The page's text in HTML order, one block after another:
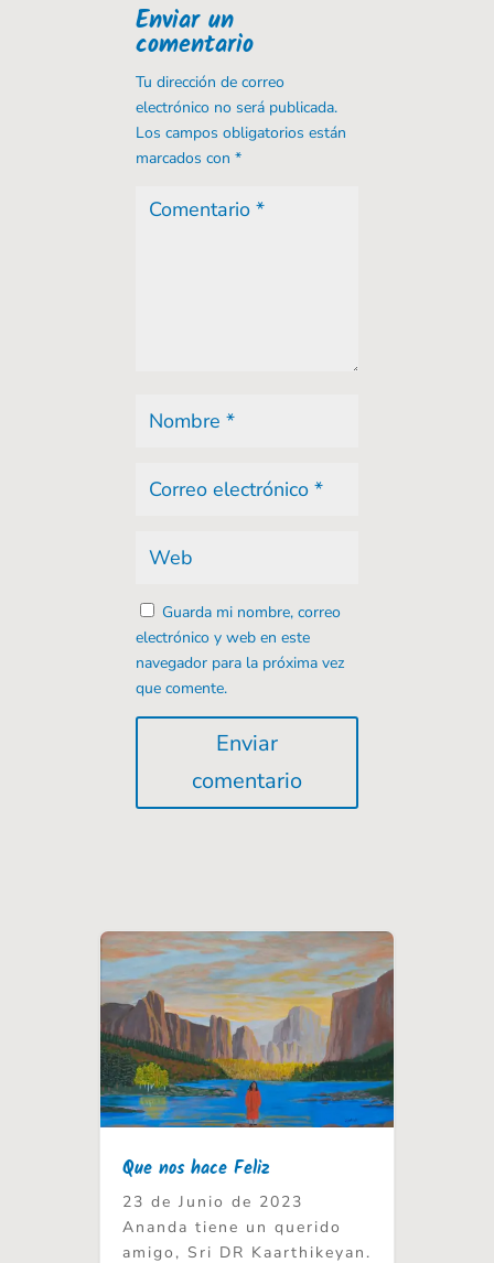
Enviar un
comentario
Tu dirección de correo
electrónico no será publicada.
Los campos obligatorios están
marcados con*
Guarda mi nombre, correo
electrónico y web en este
navegador para la próxima vez
que comente.
Enviar
comentario
Que nos hace Feliz
23 de Junio de 2023
Ananda tiene un querido
amigo, Sri DR Kaarthikeyan.